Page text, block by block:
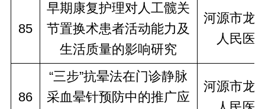
85
早期康复护理对人工髋关
节置换术患者活动能力及
生活质量的影响研究
河源市龙
人民医
86
“三步”抗晕法在门诊静脉
采血晕针预防中的推广应
河源市龙